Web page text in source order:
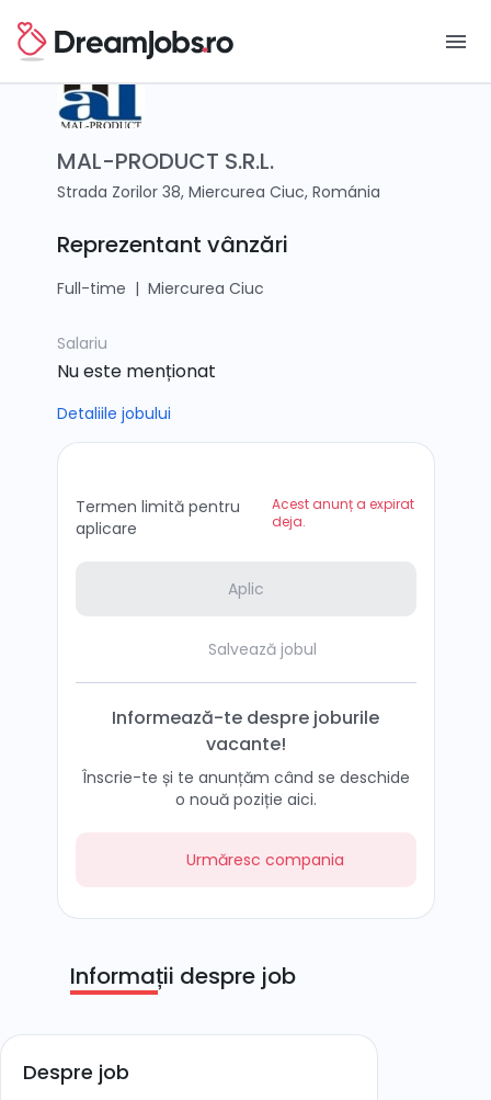
menu
MAL-PRODUCT S.R.L.
Strada Zorilor 38, Miercurea Ciuc, Románia
Reprezentant vânzări
Full-time | Miercurea Ciuc
Salariu
Nu este menționat
Detaliile jobului
Termen limită pentru
aplicare
Acest anunț a expirat
deja.
Aplic
Salvează jobul
Informează-te despre joburile
vacante!
Înscrie-te și te anunțăm când se deschide
o nouă poziție aici.
Urmăresc compania
Informații despre job
Despre job